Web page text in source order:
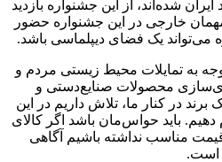
شده‌اند، از این جشنواره بازدید
خارجی در این جشنواره حضور
می‌تواند یک فضای دیپلماسی باشد.
به تمایلات محیط زیستی مردم و
محصولات صنایع‌دستی و
در کنار ما، تلاش داریم در این
باید حواس‌مان باشد اگر کالای
مناسب نداشته باشیم آگاهی
است.